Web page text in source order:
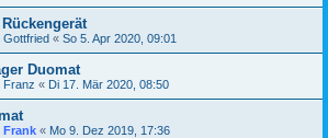
Rückengerät
Gottfried « So 5. Apr 2020, 09:01
Duomat
Franz « Di 17. Mär 2020, 08:50
Frank « Mo 9. Dez 2019, 17:36